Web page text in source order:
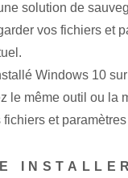
solution de
vos fichiers et
Windows 10
le même outil ou la
fichiers et